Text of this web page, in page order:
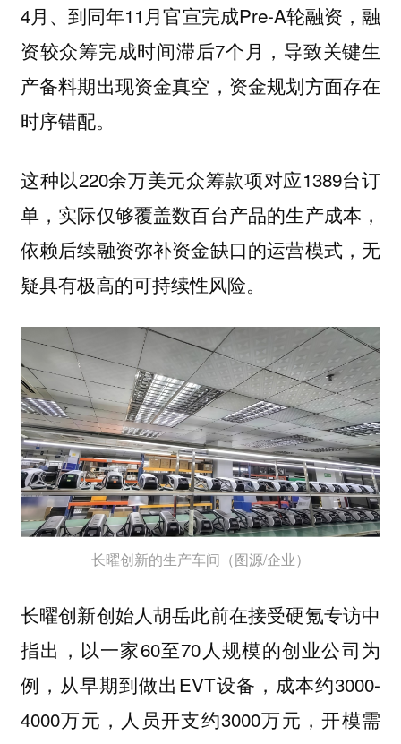
4月、到同年11月官宣完成Pre-A轮融资，融
资较众筹完成时间滞后7个月，导致关键生
产备料期出现资金真空， 资金规划方面存在
时序错配。
这种以220余万美元众筹款项对应1389台订
单，实际仅够覆盖数百台产品的生产成本，
依赖后续融资弥补资金缺口的运营模式，无
疑具有极高的可持续性风险。
长曜创新的生产车间（图源/企业）
长曜创新创始人胡岳此前在接受硬氪专访中
指出，以一家60至70人规模的创业公司为
例，从早期到做出EVT设备，成本约3000-
4000万元，人员开支约3000万元，开模需